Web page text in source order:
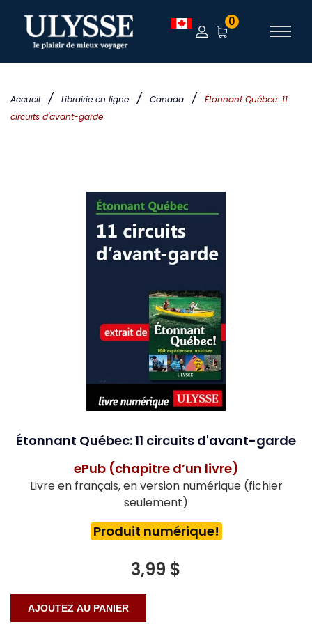
Accueil / Librairie en ligne / Canada /
Étonnant Québec: 11
circuits d'avant-garde
0
Étonnant Québec: 11 circuits d'avant-garde
ePub (chapitre d’un livre)
Livre en français, en version numérique (fichier
seulement)
Produit numérique!
3,99 $